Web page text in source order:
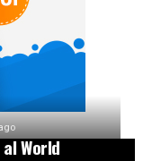
World